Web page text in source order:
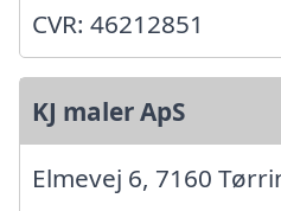
CVR: 46212851
KJ maler ApS
Elmevej 6, 7160